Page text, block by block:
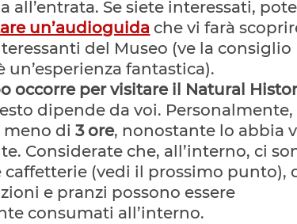
all’entrata. Se siete interessati,
un’audioguida che vi farà
del Museo (ve la consiglio
un’esperienza fantastica).
occorre per visitare il Natural
dipende da voi. Personalmente,
meno di 3 ore, nonostante lo abbia
Considerate che, all’interno, ci
caffetterie (vedi il prossimo punto),
e pranzi possono essere
consumati all’interno.